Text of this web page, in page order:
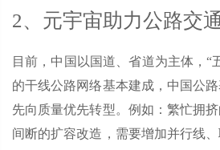
2、元宇宙助力公路交
目前，中国以国道、省道为主体，“
的干线公路网络基本建成，中国公
先向质量优先转型。例如：繁忙拥
间断的扩容改造，需要增加并行线